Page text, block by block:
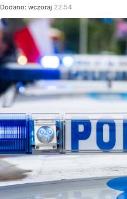
Dodano: wczoraj 22:54